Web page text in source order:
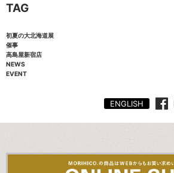
TAG
初夏の大北海道展
催事
高島屋新宿店
NEWS
EVENT
ENGLISH